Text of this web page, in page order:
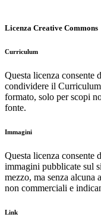
Licenza Creative Commons
Curriculum
Questa licenza consente
condividere il
formato, solo per scopi
fonte.
Immagini
Questa licenza consente
immagini pubblicate sul
mezzo, ma senza alcuna
non commerciali e
Link